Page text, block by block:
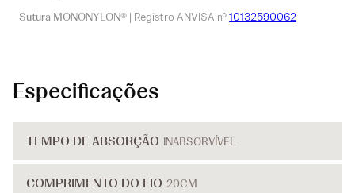
Sutura MONONYLON® | Registro ANVISA nº10132590062
Especificações
TEMPO DE ABSORÇÃO INABSORVÍVEL
COMPRIMENTO DO FIO 20CM